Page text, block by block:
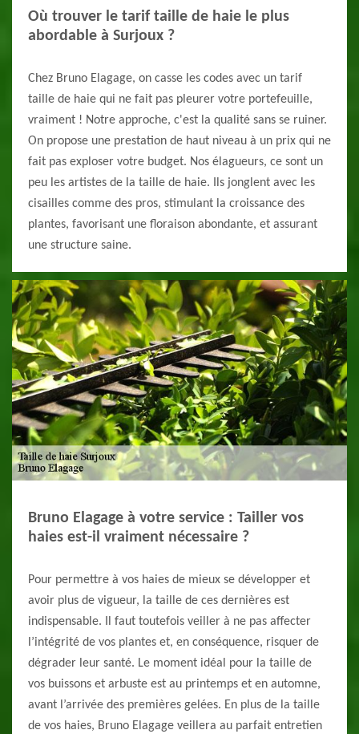
Où trouver le tarif taille de haie le plus
abordable à Surjoux ?
Chez Bruno Elagage, on casse les codes avec un tarif
taille de haie qui ne fait pas pleurer votre portefeuille,
vraiment ! Notre approche, c'est la qualité sans se ruiner.
On propose une prestation de haut niveau à un prix qui ne
fait pas exploser votre budget. Nos élagueurs, ce sont un
peu les artistes de la taille de haie. Ils jonglent avec les
cisailles comme des pros, stimulant la croissance des
plantes, favorisant une floraison abondante, et assurant
une structure saine.
Bruno Elagage à votre service : Tailler vos
haies est-il vraiment nécessaire ?
Pour permettre à vos haies de mieux se développer et
avoir plus de vigueur, la taille de ces dernières est
indispensable. Il faut toutefois veiller à ne pas affecter
l’intégrité de vos plantes et, en conséquence, risquer de
dégrader leur santé. Le moment idéal pour la taille de
vos buissons et arbuste est au printemps et en automne,
avant l’arrivée des premières gelées. En plus de la taille
de vos haies, Bruno Elagage veillera au parfait entretien